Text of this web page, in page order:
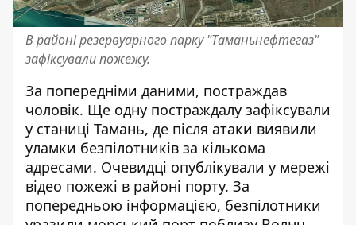
В районі резервуарного парку "Таманьнефтегаз"
зафіксували пожежу.
За попередніми даними, постраждав
чоловік. Ще одну постраждалу зафіксували
у станиці Тамань, де після атаки виявили
уламки безпілотників за кількома
адресами. Очевидці опублікували у мережі
відео пожежі в районі порту. За
попередньою інформацією, безпілотники